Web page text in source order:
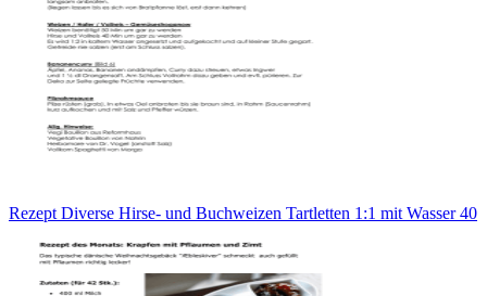
Rezept Diverse Hirse- und Buchweizen Tartletten 1:1 mit Wasser 40